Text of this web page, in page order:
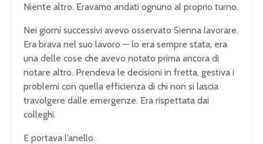
Niente altro. Eravamo andati ognuno al proprio turno.
Nei giorni successivi avevo osservato Sienna lavorare.
Era brava nel suo lavoro — lo era sempre stata, era
una delle cose che avevo notato prima ancora di
notare altro. Prendeva le decisioni in fretta, gestiva i
problemi con quella efficienza di chi non si lascia
travolgere dalle emergenze. Era rispettata dai
colleghi.
E portava l’anello.